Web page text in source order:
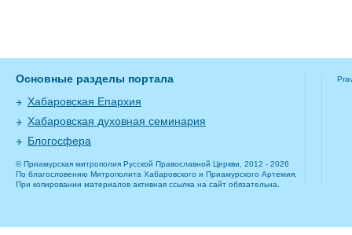
Основные разделы портала
Хабаровская Епархия
Хабаровская духовная семинария
Блогосфера
© Приамурская митрополия Русской Православной Церкви, 2012 - 2026
По благословению Митрополита Хабаровского и Приамурского Артемия.
При копировании материалов активная ссылка на сайт обязательна.